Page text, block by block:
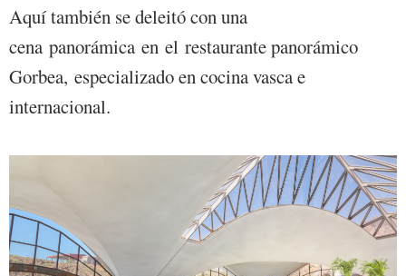
Aquí también se deleitó con una
cena panorámica en el restaurante panorámico
Gorbea, especializado en cocina vasca e
internacional.